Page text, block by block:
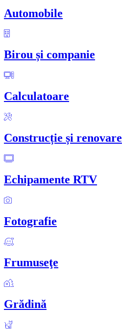
Automobile
Birou și companie
Calculatoare
Construcție și renovare
Echipamente RTV
Fotografie
Frumuseţe
Grădină